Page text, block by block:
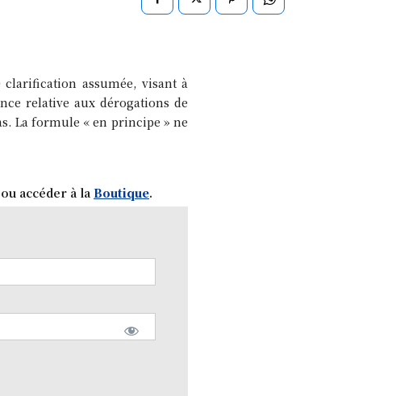
assumée, visant à
relative aux dérogations de
La formule « en principe » ne
accéder à la Boutique.